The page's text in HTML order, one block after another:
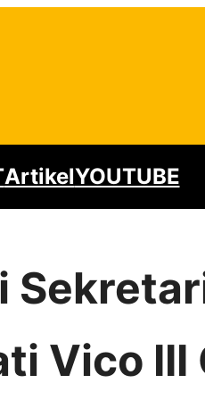
ArtikelYOUTUBE
Vico III